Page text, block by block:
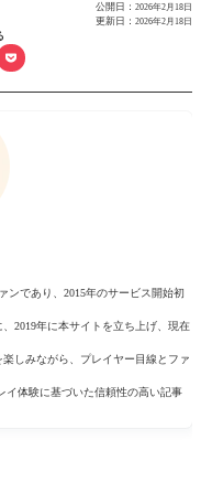
公開日： 2026年2月18日
更新日： 2026年2月18日
ンであり、2015年のサービス開始初
2019年に本サイトを立ち上げ、現在
しみながら、プレイヤー目線とファ
イ体験に基づいた信頼性の高い記事